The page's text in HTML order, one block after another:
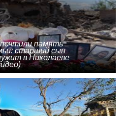
память
старший сын
в Николаеве